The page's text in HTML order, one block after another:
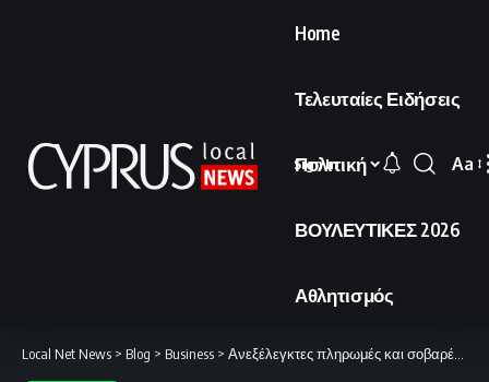
Home
Τελευταίες Ειδήσεις
Πολιτική
ΒΟΥΛΕΥΤΙΚΕΣ 2026
Αθλητισμός
Sign In
Font
Aa
Local Net News > Blog > Business > Ανεξέλεγκτες πληρωμές και σοβαρές δυσλειτουργίες στο σύστημα χορήγησης επιδομάτων.